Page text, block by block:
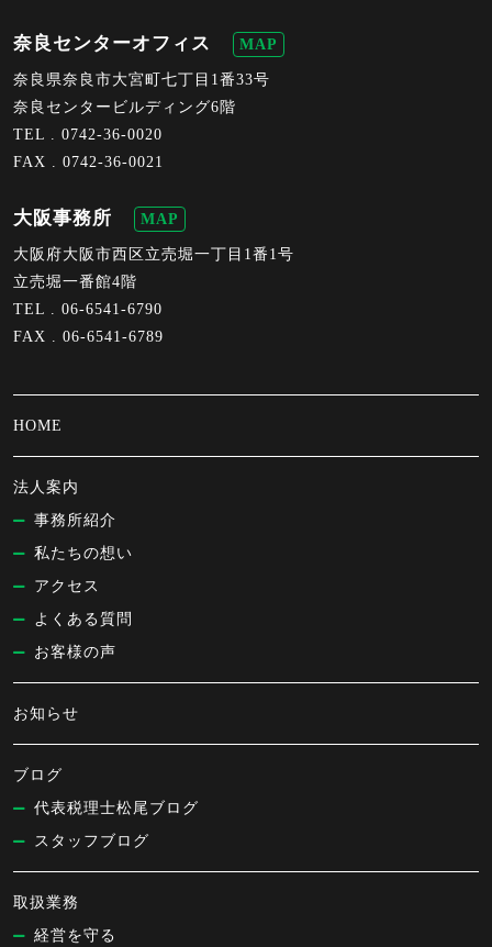
奈良センターオフィス MAP
奈良県奈良市大宮町七丁目1番33号
奈良センタービルディング6階
TEL . 0742-36-0020
FAX . 0742-36-0021
大阪事務所 MAP
大阪府大阪市西区立売堀一丁目1番1号
立売堀一番館4階
TEL . 06-6541-6790
FAX . 06-6541-6789
HOME
法人案内
事務所紹介
私たちの想い
アクセス
よくある質問
お客様の声
お知らせ
ブログ
代表税理士松尾ブログ
スタッフブログ
取扱業務
経営を守る